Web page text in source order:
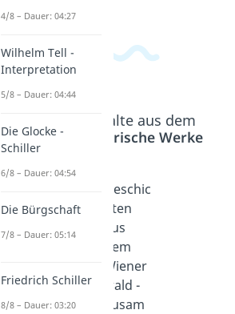
Beliebte Inhalte aus dem
Bereich
Literarische Werke
s
Erwach
menfas
sung
s
Erwach
tation
Dauer:
Geschic
hten
aus
dem
Wiener
wald -
Zusam
4/8 – Dauer: 04:27
Wilhelm Tell -
Interpretation
5/8 – Dauer: 04:44
Die Glocke -
Schiller
6/8 – Dauer: 04:54
Die Bürgschaft
7/8 – Dauer: 05:14
Friedrich Schiller
8/8 – Dauer: 03:20